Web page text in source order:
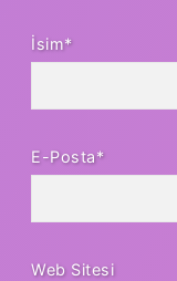
İsim*
E-Posta*
Web Sitesi